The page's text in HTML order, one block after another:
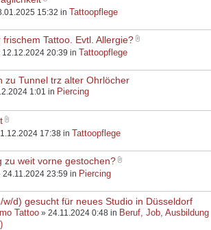
15:32 in Tattoopflege
Tattoo. Evtl. Allergie?
12.12.2024 20:39 in Tattoopflege
zu Tunnel trz alter Ohrlöcher
1:01 in Piercing
17:38 in Tattoopflege
zu weit vorne gestochen?
24.11.2024 23:59 in Piercing
d) gesucht für neues Studio in Düsseldorf
Tattoo » 24.11.2024 0:48 in Beruf, Job, Ausbildung